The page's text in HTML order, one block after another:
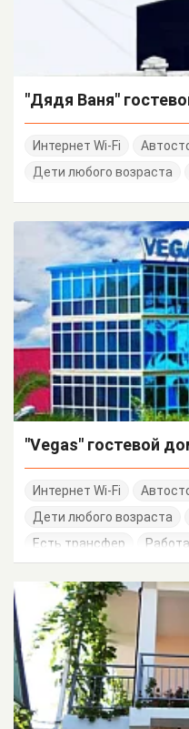
"Дядя Ваня"
Интернет Wi-Fi
Дети любого возраста
"Vegas" гостевой
Интернет Wi-Fi
Дети любого возраста
Есть трансфер